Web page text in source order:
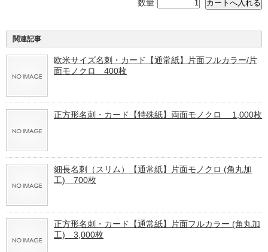
数量
関連記事
欧米サイズ名刺・カード【通常紙】片面フルカラー/片
面モノクロ 400枚
正方形名刺・カード【特殊紙】両面モノクロ 1,000枚
細長名刺（スリム）【通常紙】片面モノクロ (角丸加
工) 700枚
正方形名刺・カード【通常紙】片面フルカラー (角丸加
工) 3,000枚